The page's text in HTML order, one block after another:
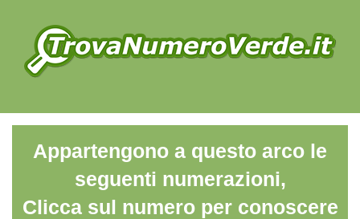
Appartengono a questo arco le
seguenti numerazioni,
Clicca sul numero per conoscere